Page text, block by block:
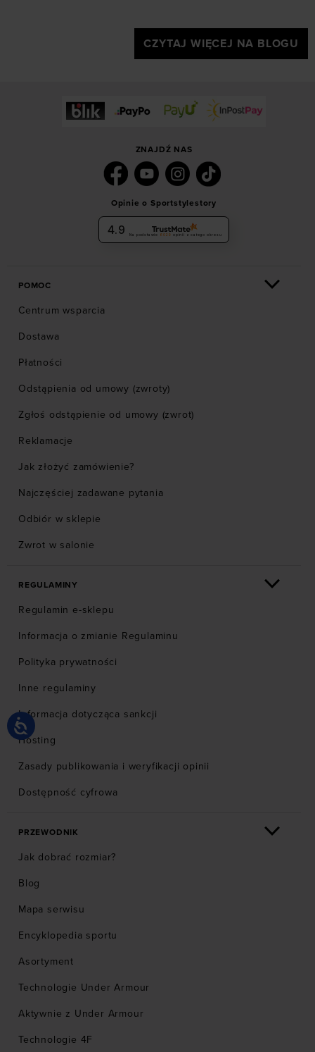
CZYTAJ WIĘCEJ NA BLOGU
ZNAJDŹ NAS
Opinie o Sportstylestory
4.9 Na podstawie 6029 opinii z całego okresu
POMOC
Centrum wsparcia
Dostawa
Płatności
Odstąpienia od umowy (zwroty)
Zgłoś odstąpienie od umowy (zwrot)
Reklamacje
Jak złożyć zamówienie?
Najczęściej zadawane pytania
Odbiór w sklepie
Zwrot w salonie
REGULAMINY
Regulamin e-sklepu
Informacja o zmianie Regulaminu
Polityka prywatności
Inne regulaminy
Informacja dotycząca sankcji
Hosting
Zasady publikowania i weryfikacji opinii
Dostępność cyfrowa
PRZEWODNIK
Jak dobrać rozmiar?
Blog
Mapa serwisu
Encyklopedia sportu
Asortyment
Technologie Under Armour
Aktywnie z Under Armour
Technologie 4F